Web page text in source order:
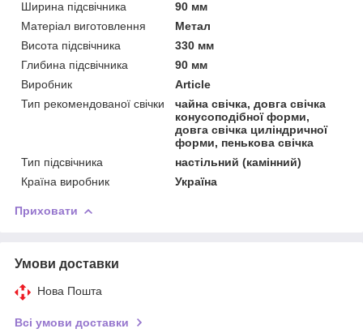
Ширина підсвічника
90 мм
Матеріал виготовлення
Метал
Висота підсвічника
330 мм
Глибина підсвічника
90 мм
Виробник
Article
Тип рекомендованої свічки
чайна свічка, довга свічка
конусоподібної форми,
довга свічка циліндричної
форми, пенькова свічка
Тип підсвічника
настільний (камінний)
Країна виробник
Україна
Приховати
Умови доставки
Нова Пошта
Всі умови доставки